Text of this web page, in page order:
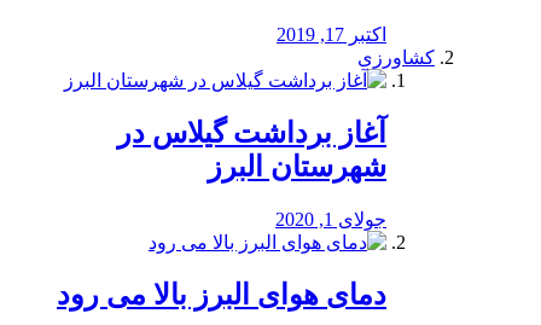
اکتبر 17, 2019
کشاورزی
آغاز برداشت گیلاس در
شهرستان البرز
جولای 1, 2020
دمای هوای البرز بالا می رود